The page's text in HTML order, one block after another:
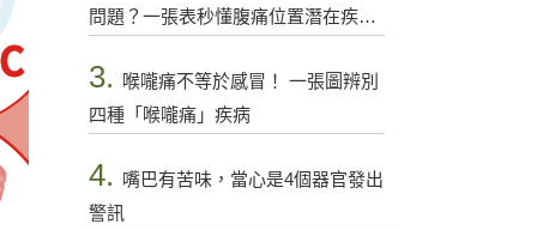
問題？一張表秒懂腹痛位置潛在疾病
3.
喉嚨痛不等於感冒！ 一張圖辨別
四種「喉嚨痛」疾病
4. 嘴巴有苦味，當心是4個器官發出
警訊